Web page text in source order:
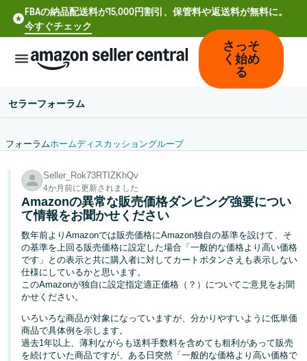
FBAの納品配送料が15,000円割引、保管料や返送料が無料に。
今すぐチェック
文
-
CN
Deutsch
- DE
Español
- ES
Français
- FR
さっそ
く始め
る
セラーフォーラム
フォーラムホームディスカッショングループ
Seller_Rok73RTIZKhQv
4か月前に更新されました
Amazonの異常な販売価格ダンピング強要につい
て情報をお聞かせください
数年前よりAmazonでは販売価格にAmazon独自の基準を設けて、そ
の基準を上回る販売価格に設定した場合「一般的な価格より高い価格
です」との表示と共に購入者に対してカートボタンさえも表示しない
仕様にしているかと思います。
このAmazonが独自に設定指定適正価格（？）についてご意見をお聞
かせください。
いろいろな商品が対象になっていますが、分かりやすいように低単価
商品で具体例を示します。
過去1年以上、薄利ながらも送料手数料を含めても粗利があって販売
を続けていた商品ですが、ある日突然「一般的な価格より高い価格で